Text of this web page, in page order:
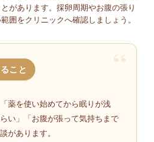
があります。採卵周期やお腹の張り
囲をクリニックへ確認しましょう。
こと
薬を使い始めてから眠りが浅
い」「お腹が張って気持ちまで
があります。